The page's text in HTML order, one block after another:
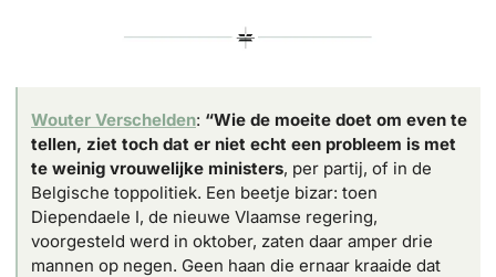
Wouter Verschelden: “Wie de moeite doet om even te
tellen, ziet toch dat er niet echt een probleem is met
te weinig vrouwelijke ministers, per partij, of in de
Belgische toppolitiek. Een beetje bizar: toen
Diependaele I, de nieuwe Vlaamse regering,
voorgesteld werd in oktober, zaten daar amper drie
mannen op negen. Geen haan die ernaar kraaide dat